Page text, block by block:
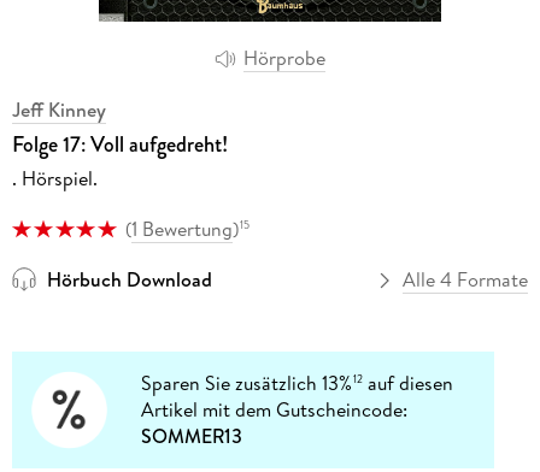
Hörprobe
Jeff Kinney
Folge 17: Voll aufgedreht!
. Hörspiel.
(1 Bewertung)15
Hörbuch Download Alle 4 Formate
Sparen Sie zusätzlich 13%12 auf diesen
Artikel mit dem Gutscheincode:
SOMMER13